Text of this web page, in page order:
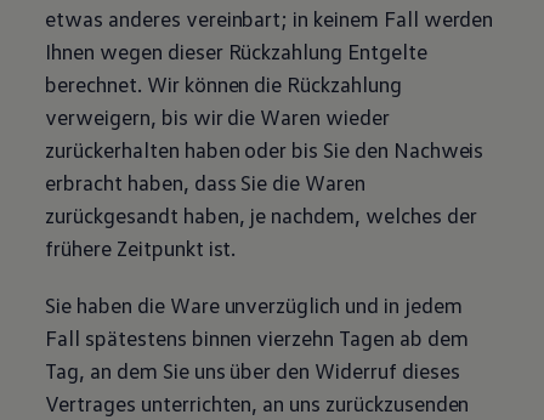
etwas anderes vereinbart; in keinem Fall werden
Ihnen wegen dieser Rückzahlung Entgelte
berechnet. Wir können die Rückzahlung
verweigern, bis wir die Waren wieder
zurückerhalten haben oder bis Sie den Nachweis
erbracht haben, dass Sie die Waren
zurückgesandt haben, je nachdem, welches der
frühere Zeitpunkt ist.
Sie haben die Ware unverzüglich und in jedem
Fall spätestens binnen vierzehn Tagen ab dem
Tag, an dem Sie uns über den Widerruf dieses
Vertrages unterrichten, an uns zurückzusenden